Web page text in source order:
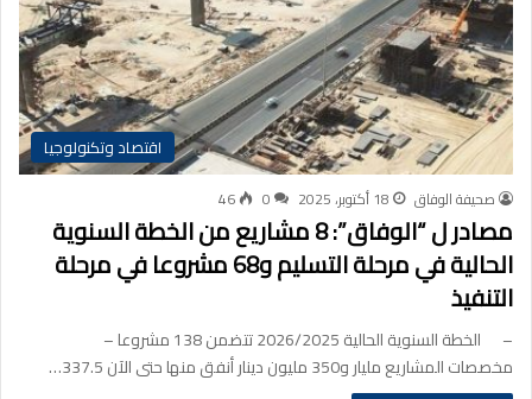
اقتصاد وتكنولوجيا
صحيفة الوفاق 18 أكتوبر، 2025 0
46
مصادر ل “الوفاق”: 8 مشاريع من الخطة السنوية
الحالية في مرحلة التسليم و68 مشروعا في مرحلة
التنفيذ
– الخطة السنوية الحالية 2026/2025 تتضمن 138 مشروعا –
مخصصات المشاريع مليار و350 مليون دينار أنفق منها حتى الآن 337.5…